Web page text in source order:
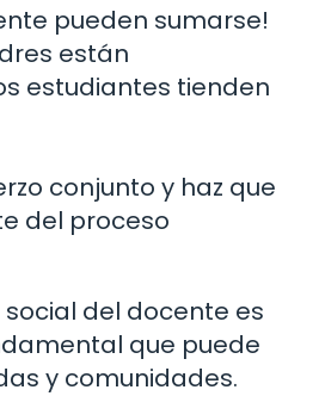
pueden sumarse!
están
estudiantes tienden
conjunto y haz que
del proceso
del docente es
que puede
y comunidades.